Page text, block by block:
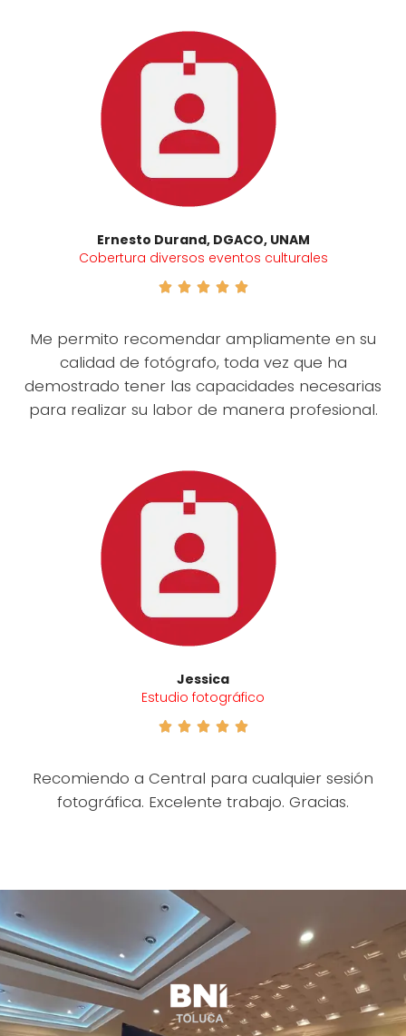
Ernesto Durand, DGACO, UNAM
Cobertura diversos eventos culturales
    
Me permito recomendar ampliamente en su
calidad de fotógrafo, toda vez que ha
demostrado tener las capacidades necesarias
para realizar su labor de manera profesional.
Jessica
Estudio fotográfico
    
Recomiendo a Central para cualquier sesión
fotográfica. Excelente trabajo. Gracias.